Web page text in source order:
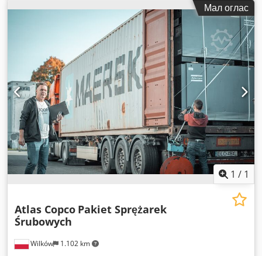
Мал оглас
1 / 1
Wilków 1.102 km
Atlas Copco Pakiet Sprężarek
Śrubowych